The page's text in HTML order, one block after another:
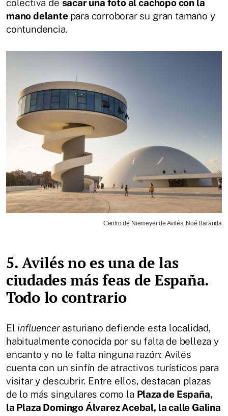
colectiva de sacar una foto al cachopo con la
mano delante para corroborar su gran tamaño y
contundencia.
Centro de Niemeyer de Avilés. Noé Baranda
5. Avilés no es una de las
ciudades más feas de España.
Todo lo contrario
El influencer asturiano defiende esta localidad,
habitualmente conocida por su falta de belleza y
encanto y no le falta ninguna razón: Avilés
cuenta con un sinfín de atractivos turísticos para
visitar y descubrir. Entre ellos, destacan plazas
de lo más singulares como la Plaza de España,
la Plaza Domingo Álvarez Acebal, la calle Galina